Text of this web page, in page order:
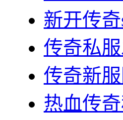
新开传
传奇私
传奇新服
热血传